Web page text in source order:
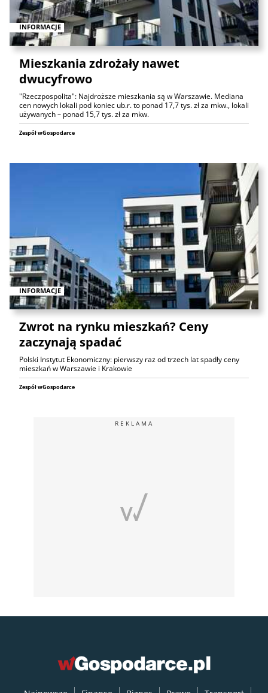
INFORMACJE
Mieszkania zdrożały nawet
dwucyfrowo
"Rzeczpospolita": Najdroższe mieszkania są w Warszawie. Mediana
cen nowych lokali pod koniec ub.r. to ponad 17,7 tys. zł za mkw., lokali
używanych – ponad 15,7 tys. zł za mkw.
Zespół wGospodarce
INFORMACJE
Zwrot na rynku mieszkań? Ceny
zaczynają spadać
Polski Instytut Ekonomiczny: pierwszy raz od trzech lat spadły ceny
mieszkań w Warszawie i Krakowie
Zespół wGospodarce
REKLAMA